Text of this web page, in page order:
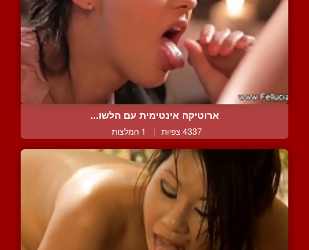
ארוטיקה אינטימית עם הלשו...
4337 צפיות | 1 המלצות